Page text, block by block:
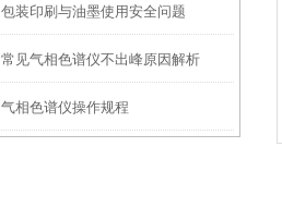
包装印刷与油墨使用安全问题
常见气相色谱仪不出峰原因解析
气相色谱仪操作规程